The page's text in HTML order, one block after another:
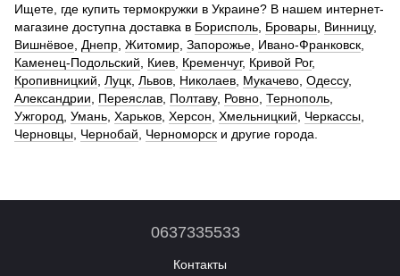
Ищете, где купить термокружки в Украине? В нашем интернет-
магазине доступна доставка в Борисполь Бровары Винницу,
Вишнёвое Днепр Житомир Запорожье Ивано-Франковск
Каменец-Подольский
Киев Кременчуг, Кривой Рог,
Кропивницкий Луцк Львов Николаев Мукачево Одессу,
Александрии
Переяслав Полтаву, Ровно Тернополь
Ужгород Умань Харьков Херсон Хмельницкий Черкассы
Черновцы Чернобай Черноморск и другие города.
0637335533
Контакты